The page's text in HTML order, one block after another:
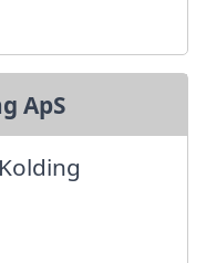
ApS